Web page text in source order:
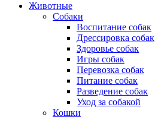
Животные
Собаки
Воспитание собак
Дрессировка собак
Здоровье собак
Игры собак
Перевозка собак
Питание собак
Разведение собак
Уход за собакой
Кошки